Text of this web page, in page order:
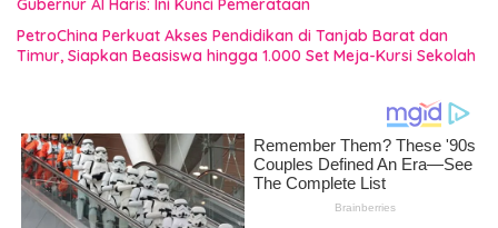
Gubernur Al Haris: Ini Kunci Pemerataan
PetroChina Perkuat Akses Pendidikan di Tanjab Barat dan
Timur, Siapkan Beasiswa hingga 1.000 Set Meja-Kursi Sekolah